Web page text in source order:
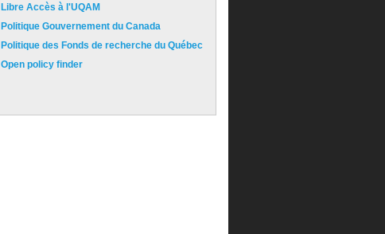
Libre Accès à l'UQAM
Politique Gouvernement du Canada
Politique des Fonds de recherche du Québec
Open policy finder